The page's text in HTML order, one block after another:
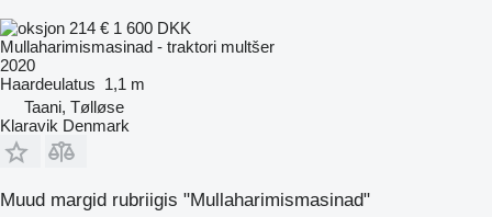
214 € 1 600 DKK
Mullaharimismasinad - traktori multšer
2020
Haardeulatus 1,1 m
Taani, Tølløse
Klaravik Denmark
Muud margid rubriigis "Mullaharimismasinad"